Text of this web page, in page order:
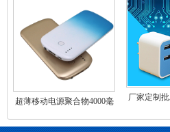
超薄移动电源聚合物4000毫
充电宝
厂家定制
彩色